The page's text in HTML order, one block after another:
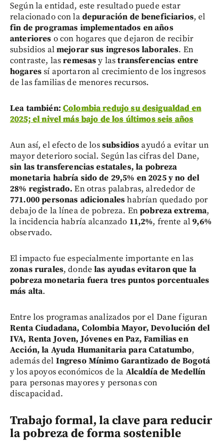
Según la entidad, este resultado puede estar
relacionado con ladepuración de beneficiarios, el
fin de programas implementados en años
anteriores o con hogares que dejaron de recibir
subsidios almejorar sus ingresos laborales. En
contraste, lasremesasy lastransferencias entre
hogaressí aportaron al crecimiento de los ingresos
de las familias de menores recursos.
Lea también: Colombia redujo su desigualdad en
2025; el nivel más bajo de los últimos seis años
Aun así, el efecto de lossubsidiosayudó a evitar un
mayor deterioro social. Según las cifras del Dane,
sin las transferencias estatales, la pobreza
monetaria habría sido de 29,5% en 2025 y no del
28% registrado.En otras palabras, alrededor de
771.000 personas adicionaleshabrían quedado por
debajo de la línea de pobreza. Enpobreza extrema,
la incidencia habría alcanzado 11,2%, frente al9,6%
observado.
El impacto fue especialmente importante en las
zonas rurales, dondelas ayudas evitaron que la
pobreza monetaria fuera tres puntos porcentuales
más alta.
Entre los programas analizados por el Dane figuran
Renta Ciudadana, Colombia Mayor, Devolución del
IVA, Renta Joven, Jóvenes en Paz, Familias en
Acción, la Ayuda Humanitaria para Catatumbo,
además del Ingreso Mínimo Garantizado de Bogotá
y los apoyos económicos de la Alcaldía de Medellín
para personas mayores y personas con
discapacidad.
Trabajo formal, la clave para reducir
la pobreza de forma sostenible